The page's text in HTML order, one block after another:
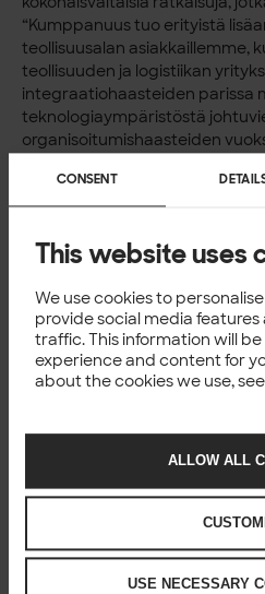
CONSENT
This website uses
We use cookies to
provide social media
traffic. This information will
experience and content for
about the cookies we use,
ALLOW ALL
USE NECESSARY
“Kumppanuus tuo erityistä
teollisuusalan asiakkaillemme,
teollisuuden ja logistiikan
integraatiohaasteiden parissa
teknologiaympäristöstä
organisoitumishaasteiden
käytettävissä olevasta datasta
nopeammin
koneoppimisratkaisujen
nopeuttaa tuotannon
merkittävästi ja rakentaa
ratkaisuja keskitetysti ja
potentiaalia valmistavan
tehokkaammassa
ratkaisuihin erikoistuneen
Lue lisää
Solita ja Crosser järjestävät
tänä keväänä. Seuraa meitä
mukaan verkkosivuillamme.